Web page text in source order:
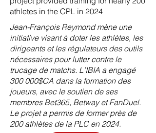
athletes in the CPL in 2024
Jean-François Reymond mène une
initiative visant à doter les athlètes, les
dirigeants et les régulateurs des outils
nécessaires pour lutter contre le
trucage de matchs. L'IBIA a engagé
300 000$CA dans la formation des
joueurs, avec le soutien de ses
membres Bet365, Betway et FanDuel.
Le projet a permis de former près de
200 athlètes de la PLC en 2024.